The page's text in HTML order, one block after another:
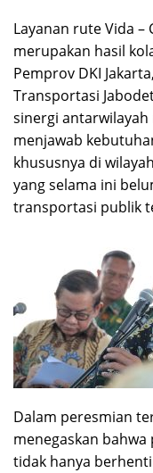
Layanan rute Vida –
merupakan hasil
Pemprov DKI
Transportasi
sinergi
menjawab
khususnya di
yang selama ini
transportasi publik
Dalam peresmian
menegaskan
tidak hanya